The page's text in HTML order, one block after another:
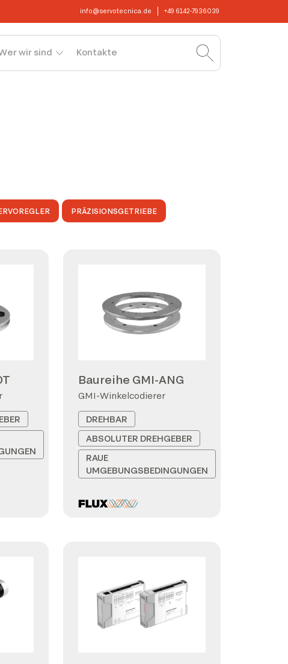
info@servotecnica.de +49 6142-7936039
wir sind Kontakte
PRÄZISIONSGETRIEBE
Baureihe GMI-ANG
GMI-Winkelcodierer
DREHBAR
ABSOLUTER DREHGEBER
RAUE
UMGEBUNGSBEDINGUNGEN